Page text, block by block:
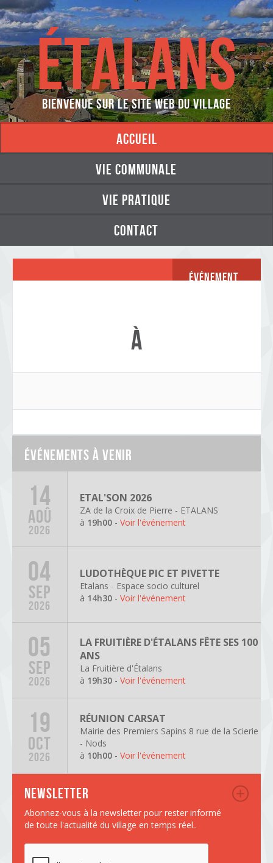
ÉTALANS
Bienvenue sur le site web du village
accueil
vie communale
vie pratique
contact
Événement
à
Événements à venir
14
AOÛ
2026
ETAL'SON 2026
ZA de la Croix de Pierre - ETALANS
à 19h00 - Voir l'événement
04
SEP
2026
LUDOTHÈQUE PIC ET PIVETTE
Etalans - Espace socio culturel
à 14h30 - Voir l'événement
05
SEP
2026
LA FRUITIÈRE D'ÉTALANS FÊTE SES 100
ANS
La Fruitière d'Étalans
à 19h30 - Voir l'événement
19
OCT
2026
RÉUNION CARSAT
Mairie des Premiers Sapins 8 rue de la Scierie
- Nods
à 10h00 - Voir l'événement
Newsletter
Abonnez-vous à la newsletter pour rester informé
de toute l'actualité du village en temps réel..